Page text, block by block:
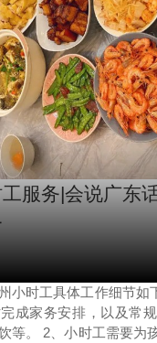
服务|会说广东
小时工具体工作细节
成家务安排，以及常
等。 2、小时工需要为